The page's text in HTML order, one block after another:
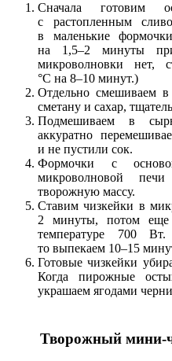
Сначала готовим
с растопленным
в маленькие
на 1,5–2 минуты
микроволновки нет,
°С на 8–10 минут.)
Отдельно смешиваем
сметану и сахар,
Подмешиваем в
аккуратно
и не пустили сок.
Формочки с
микроволновой
творожную массу.
Ставим чизкейки в
2 минуты, потом
температуре 700
то выпекаем 10–15
Готовые чизкейки
Когда пирожные
украшаем ягодами
Творожный мини-